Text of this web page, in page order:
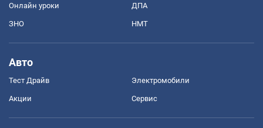
Онлайн уроки ДПА
ЗНО НМТ
Авто
Тест Драйв Электромобили
Акции Сервис